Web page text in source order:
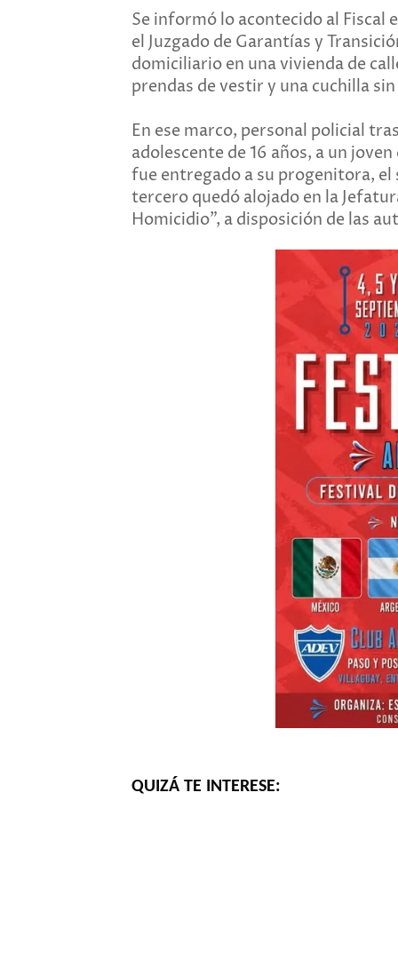
Se informó lo acontecido al
el Juzgado de Garantías y
domiciliario en una vivienda de
prendas de vestir y una cuchilla
En ese marco, personal policial
adolescente de 16 años, a un
fue entregado a su progenitora,
tercero quedó alojado en la
Homicidio”, a disposición de las
QUIZÁ TE INTERESE: